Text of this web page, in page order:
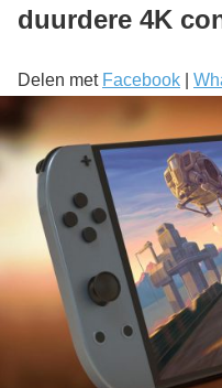
duurdere 4K
Delen met Facebook